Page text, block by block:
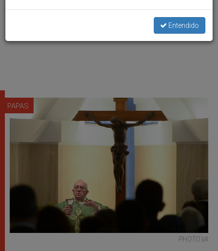
PAPAS
PHOTO.VA
Entendido